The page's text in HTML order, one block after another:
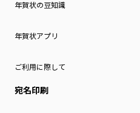
年賀状の豆知識
年賀状アプリ
ご利用に際して
宛名印刷